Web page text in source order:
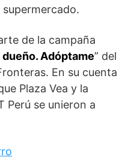
de la campaña
Adóptame” del
En su cuenta
Plaza Vea y la
Perú se unieron a